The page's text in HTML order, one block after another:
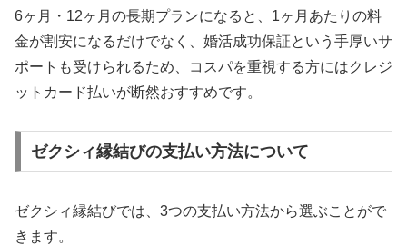
6ヶ月・12ヶ月の長期プランになると、1ヶ月あたりの料
金が割安になるだけでなく、婚活成功保証という手厚いサ
ポートも受けられるため、コスパを重視する方にはクレジ
ットカード払いが断然おすすめです。
ゼクシィ縁結びの支払い方法について
ゼクシィ縁結びでは、3つの支払い方法から選ぶことがで
きます。